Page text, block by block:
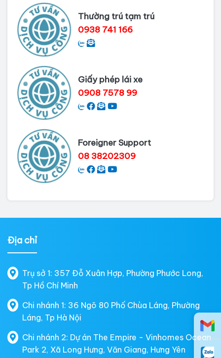
Thường trú tạm trú
0938 741 166
Giấy phép lái xe
0908 7578 99
Foreigner Support
08 38202309
Địa chỉ
Trụ sở 1: 357 Đỗ Xuân Hợp, Phường Phước Long,
Tp Hồ Chí Minh
Chi nhánh 1: 36 Ngõ 80 Phố Chùa Láng, Phường
Láng, Tp Hà Nội
Chi nhánh 2: Dự án The Empire - Vinhomes Ocean
Park 2, Xã Long Hưng, Văn Giang, Hưng Yên